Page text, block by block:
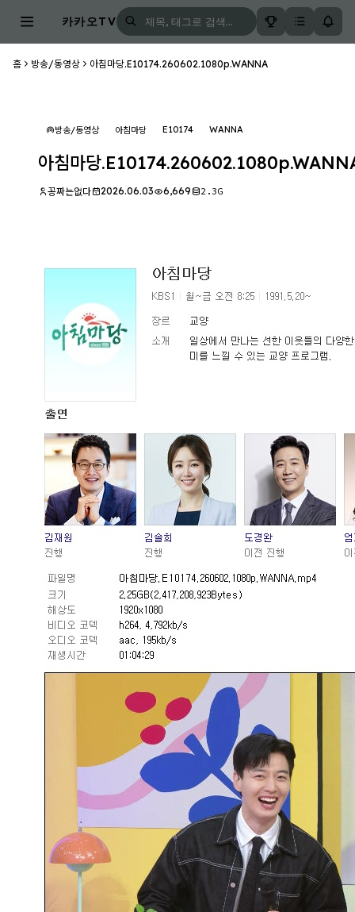
카카오TV
홈 방송/동영상 아침마당.E10174.260602.1080p.WANNA
방송/동영상 아침마당 E10174 WANNA
아침마당
꽁짜는없다 2026.06.03 6,669 2.3G